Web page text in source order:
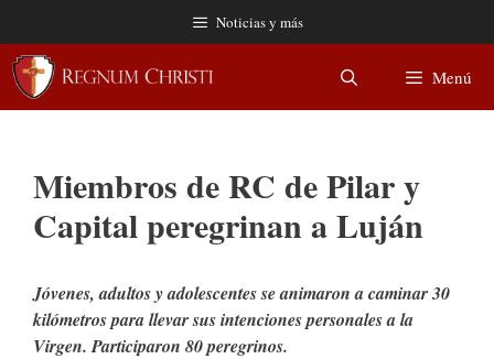
contenido
Noticias y más
Menú
Miembros de RC de Pilar y
Capital peregrinan a Luján
Jóvenes, adultos y adolescentes se animaron a caminar 30
kilómetros para llevar sus intenciones personales a la
Virgen. Participaron 80 peregrinos.